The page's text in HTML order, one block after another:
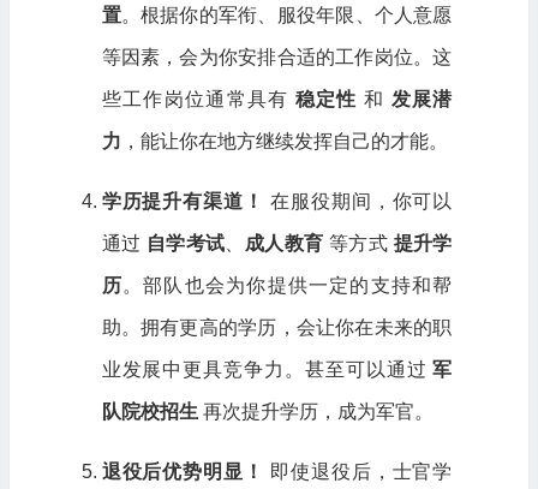
置。根据你的军衔、服役年限、个人意愿
等因素，会为你安排合适的工作岗位。这
些工作岗位通常具有 稳定性 和 发展潜
力 ，能让你在地方继续发挥自己的才能。
学历提升有渠道！ 在服役期间，你可以
通过 自学考试 成人教育 等方式 提升学
历。部队也会为你提供一定的支持和帮
助。拥有更高的学历，会让你在未来的职
业发展中更具竞争力。甚至可以通过军
队院校招生 再次提升学历，成为军官。
退役后优势明显！ 即使退役后，士官学